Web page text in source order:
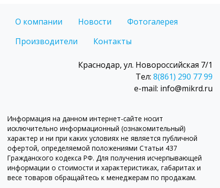
О компании Новости
Фотогалерея
Производители
Контакты
Краснодар, ул. Новороссийская 7/1
Тел: 8(861) 290 77 99
e-mail: info@mikrd.ru
Информация на данном интернет-сайте носит
исключительно информационный (ознакомительный)
характер и ни при каких условиях не является публичной
офертой, определяемой положениями Статьи 437
Гражданского кодекса РФ. Для получения исчерпывающей
информации о стоимости и характеристиках, габаритах и
весе товаров обращайтесь к менеджерам по продажам.